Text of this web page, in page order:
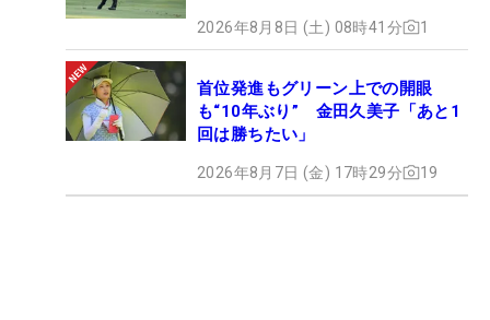
2026年8月8日 (土) 08時41分 1
首位発進もグリーン上での開眼
も“10年ぶり” 金田久美子「あと1
回は勝ちたい」
2026年8月7日 (金) 17時29分 19